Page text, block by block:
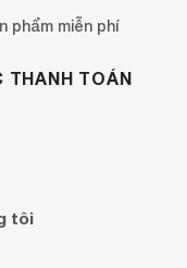
phẩm miễn phí
THANH TOÁN
tôi